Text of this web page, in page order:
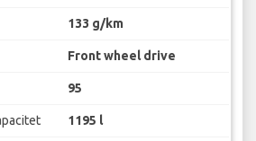
133 g/km
Front wheel drive
95
1195 l